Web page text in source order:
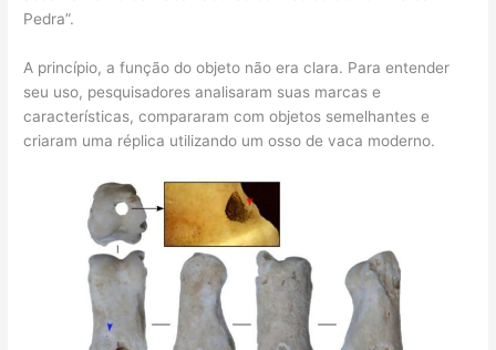
Pedra”.
A princípio, a função do objeto não era clara. Para entender
seu uso, pesquisadores analisaram suas marcas e
características, compararam com objetos semelhantes e
criaram uma réplica utilizando um osso de vaca moderno.